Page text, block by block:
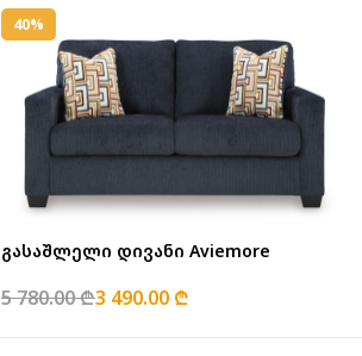
40%
გასაშლელი დივანი Aviemore
5 780.00 ₾3 490.00 ₾